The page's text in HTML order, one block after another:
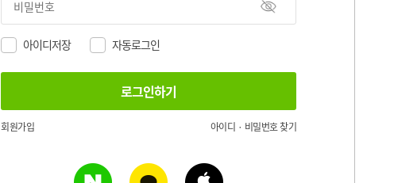
아이디저장 자동로그인
회원가입 아이디 · 비밀번호 찾기